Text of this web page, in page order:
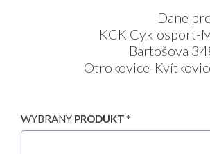
Dane
KCK Cyklosport-
Bartošova
Otrokovice-
WYBRANY PRODUKT *